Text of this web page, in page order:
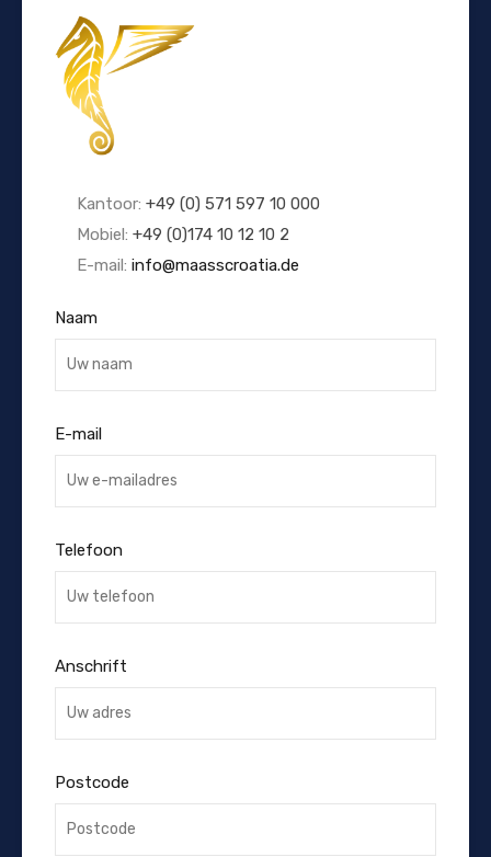
Kantoor: +49 (0) 571 597 10 000
Mobiel: +49 (0)174 10 12 10 2
E-mail: info@maasscroatia.de
Naam
E-mail
Telefoon
Anschrift
Postcode